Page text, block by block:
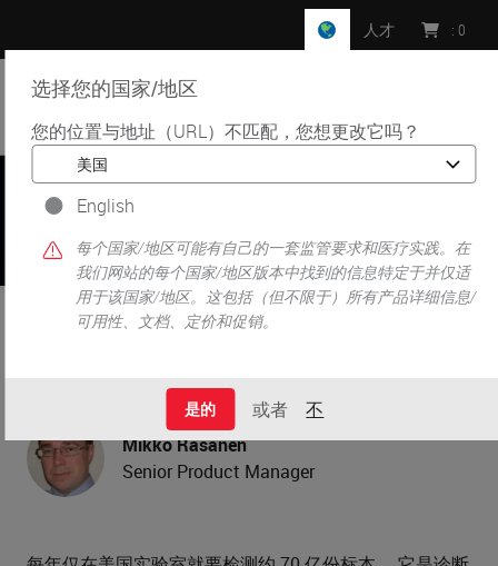
选择您的国家/地区
您的位置与地址（URL）不匹配，您想更改它吗？
English
每个国家/地区可能有自己的一套监管要求和医疗实践。在
我们网站的每个国家/地区版本中找到的信息特定于并仅适
用于该国家/地区。这包括（但不限于）所有产品详细信息/
可用性、文档、定价和促销。
是的 或者 不
人才 : 0
首页 • Knowledge Pathway •
标本跟踪系统： 跟踪标本有助于减少误诊
标本跟踪系统： 跟踪标本
有助于减少误诊
Mikko Rasanen
Senior Product Manager